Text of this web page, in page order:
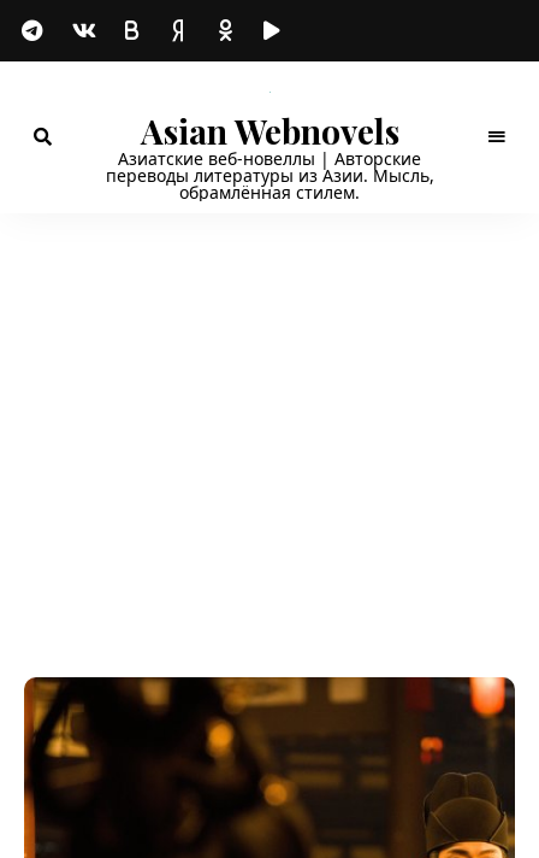
Asian Webnovels
Азиатские веб-новеллы | Авторские
переводы литературы из Азии. Мысль,
обрамлённая стилем.